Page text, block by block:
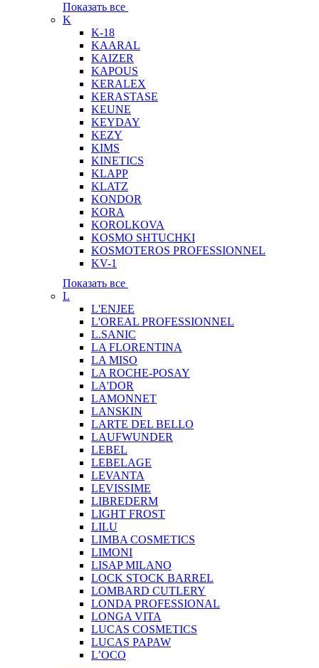
Показать все
K
K-18
KAARAL
KAIZER
KAPOUS
KERALEX
KERASTASE
KEUNE
KEYDAY
KEZY
KIMS
KINETICS
KLAPP
KLATZ
KONDOR
KORA
KOROLKOVA
KOSMO SHTUCHKI
KOSMOTEROS PROFESSIONNEL
KV-1
Показать все
L
L'ENJEE
L'OREAL PROFESSIONNEL
L.SANIC
LA FLORENTINA
LA MISO
LA ROCHE-POSAY
LA'DOR
LAMONNET
LANSKIN
LARTE DEL BELLO
LAUFWUNDER
LEBEL
LEBELAGE
LEVANTA
LEVISSIME
LIBREDERM
LIGHT FROST
LILU
LIMBA COSMETICS
LIMONI
LISAP MILANO
LOCK STOCK BARREL
LOMBARD CUTLERY
LONDA PROFESSIONAL
LONGA VITA
LUCAS COSMETICS
LUCAS PAPAW
L’OCO